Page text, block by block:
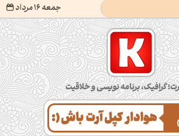
جمعه 16 مرداد
کپل‌آرت؛ گرافیک، برنامه‌نویسی و خلاقیت